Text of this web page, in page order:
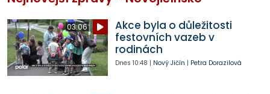
03:06
Akce byla o důležitosti
festovních vazeb v
rodinách
Dnes 10:48 | Nový Jičín | Petra Dorazilová